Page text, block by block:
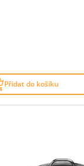
Přidat do košíku